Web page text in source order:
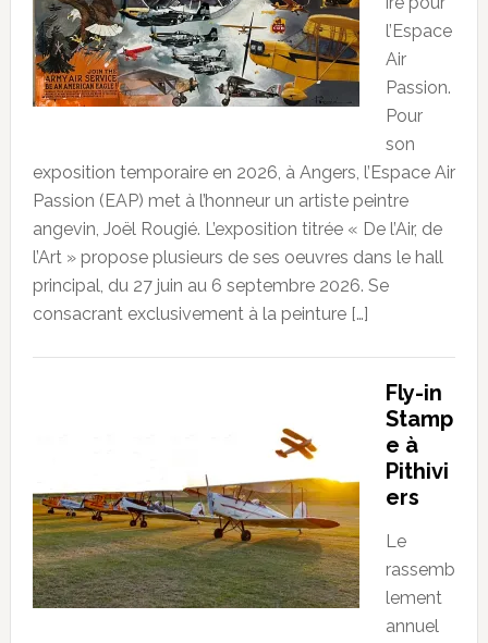
l’Espace
Air
Passion.
Pour
son
exposition temporaire en 2026, à Angers, l’Espace Air
Passion (EAP) met à l’honneur un artiste peintre
angevin, Joël Rougié. L’exposition titrée « De l’Air, de
l’Art » propose plusieurs de ses oeuvres dans le hall
principal, du 27 juin au 6 septembre 2026. Se
consacrant exclusivement à la peinture […]
Fly-in
Stamp
e à
Pithivi
ers
Le
rassemb
lement
annuel